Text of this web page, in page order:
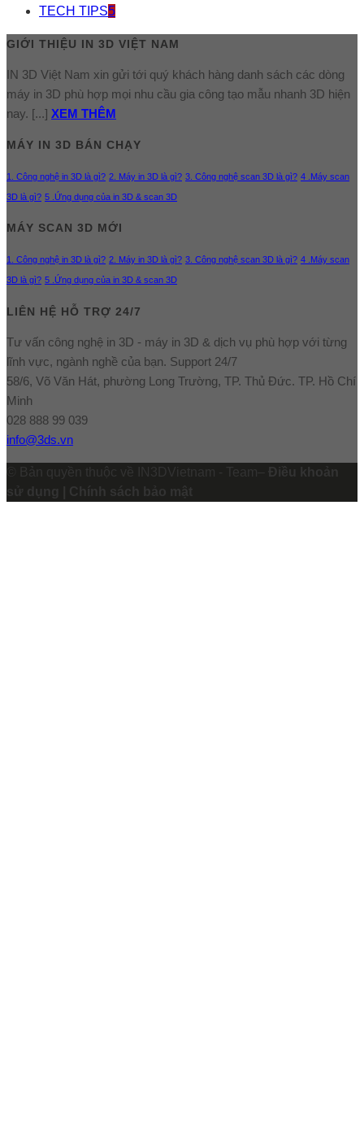
TECH TIPS5
GIỚI THIỆU IN 3D VIỆT NAM
IN 3D Việt Nam xin gửi tới quý khách hàng danh sách các dòng
máy in 3D phù hợp mọi nhu cầu gia công tạo mẫu nhanh 3D hiện
nay. [...] XEM THÊM
MÁY IN 3D BÁN CHẠY
1. Công nghệ in 3D là gì? 2. Máy in 3D là gì? 3. Công nghệ scan 3D là gì? 4 .Máy scan
3D là gì? 5 .Ứng dụng của in 3D & scan 3D
MÁY SCAN 3D MỚI
1. Công nghệ in 3D là gì? 2. Máy in 3D là gì? 3. Công nghệ scan 3D là gì? 4 .Máy scan
3D là gì? 5 .Ứng dụng của in 3D & scan 3D
LIÊN HỆ HỖ TRỢ 24/7
Tư vấn công nghệ in 3D - máy in 3D & dịch vụ phù hợp với từng
lĩnh vực, ngành nghề của bạn. Support 24/7
58/6, Võ Văn Hát, phường Long Trường, TP. Thủ Đức. TP. Hồ Chí
Minh
028 888 99 039
info@3ds.vn
© Bản quyền thuộc về IN3DVietnam - Team– Điều khoản
sử dụng | Chính sách bảo mật